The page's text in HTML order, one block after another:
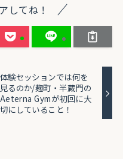
してね！
体験セッションでは何を
見るのか/麹町・半蔵門の
Aeterna Gymが初回に大
切にしていること！